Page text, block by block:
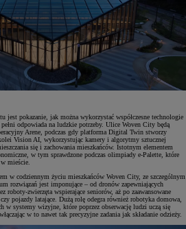
jest pokazanie, jak można wykorzystać współczesne technologie
odpowiada na ludzkie potrzeby. Ulice Woven City będą
Arene, podczas gdy platforma Digital Twin stworzy
Vision AI, wykorzystując kamery i algorytmy sztucznej
się i zachowania mieszkańców. Istotnym elementem
w tym sprawdzone podczas olimpiady e-Palette, które
mieście.
w codziennym życiu mieszkańców Woven City, ze szczególnym
rozwiązań jest imponujące – od dronów zapewniających
roboty-zwierzęta wspierające seniorów, aż po zaawansowane
pojazdy latające. Dużą rolę odegra również robotyka domowa,
w systemy wizyjne, które poprzez obserwację ludzi uczą się
w to nawet tak precyzyjne zadania jak składanie odzieży.